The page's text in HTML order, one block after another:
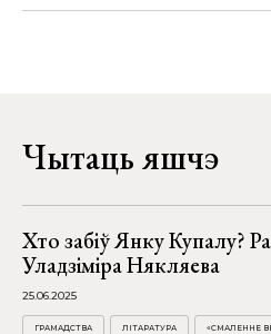
Чытаць яшчэ
Хто забіў Янку Купалу?
Уладзіміра Някляева
25.06.2025
ГРАМАДСТВА ЛІТАРАТУРА «СМАЛЕННЕ